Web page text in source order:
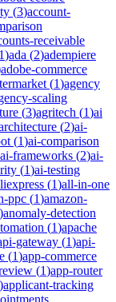
(3)account-
receivable
1)ada (2)adempiere
adobe-commerce
(1)agency
scaling
(3)agritech (1)ai
(2)ai-
(1)ai-comparison
ai-frameworks (2)ai-
(1)ai-testing
(1)all-in-one
ppc (1)amazon-
)anomaly-detection
(1)apache
gateway (1)api-
(1)app-commerce
(1)app-router
)applicant-tracking